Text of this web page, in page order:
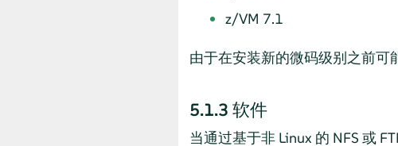
z/VM 7.1
由于在安装新的微码级别之前可
5.1.3 软件
当通过基于非 Linux 的 NFS 或